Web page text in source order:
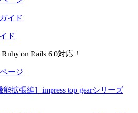
ド
on Rails 6.0対応！
ージ